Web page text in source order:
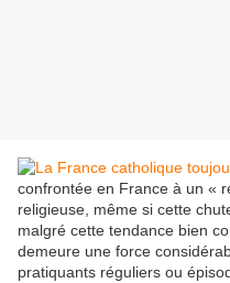
confrontée en France à un «
religieuse, même si cette
malgré cette tendance bien
demeure une force
pratiquants réguliers ou